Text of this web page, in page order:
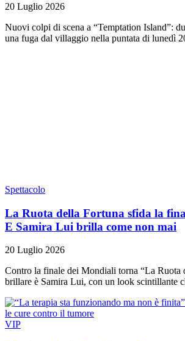
20 Luglio 2026
Nuovi colpi di scena a “Temptation Island”:
una fuga dal villaggio nella puntata di lunedì
Spettacolo
La Ruota della Fortuna sfida la
E Samira Lui brilla come non mai
20 Luglio 2026
Contro la finale dei Mondiali torna “La Ruota
brillare è Samira Lui, con un look scintillante
VIP